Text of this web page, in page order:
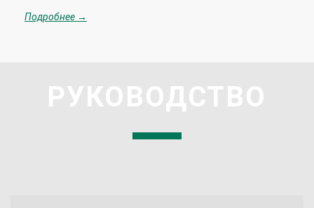
Подробнее →
РУКОВОДСТВО